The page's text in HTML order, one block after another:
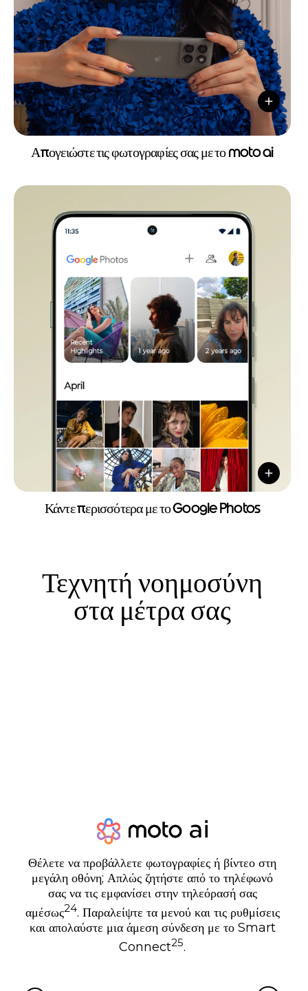
Απογειώστε τις φωτογραφίες σας με το moto ai
Κάντε περισσότερα με το Google Photos
Τεχνητή νοημοσύνη
στα μέτρα σας
Θέλετε να προβάλλετε φωτογραφίες ή βίντεο στη
μεγάλη οθόνη; Απλώς ζητήστε από το τηλέφωνό
σας να τις εμφανίσει στην τηλεόρασή σας
αμέσως24. Παραλείψτε τα μενού και τις ρυθμίσεις
και απολαύστε μια άμεση σύνδεση με το Smart
Connect25.